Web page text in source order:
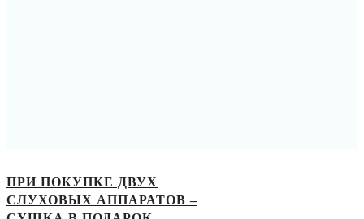
ПРИ ПОКУПКЕ ДВУХ
СЛУХОВЫХ АППАРАТОВ –